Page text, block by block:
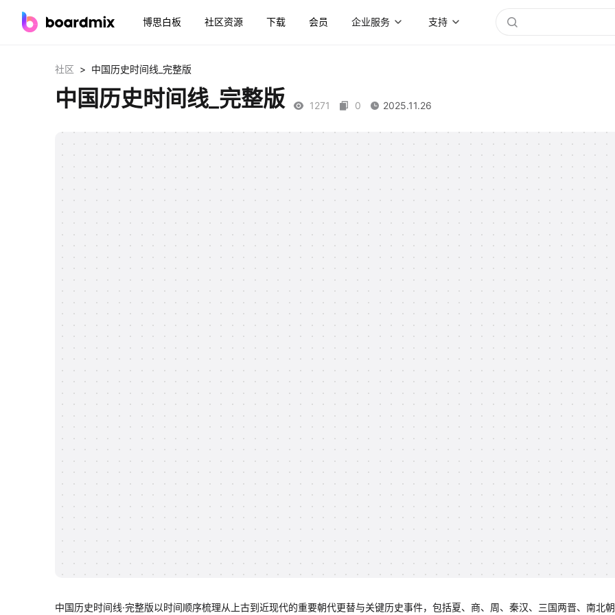
博思白板 社区资源 下载 会员 企业服务 支持
社区 > 中国历史时间线_完整版
中国历史时间线_完整版 1271 0 2025.11.26
中国历史时间线·完整版以时间顺序梳理从上古到近现代的重要朝代更替与关键历史事件，包括夏、商、周、秦汉、三国两晋、南北